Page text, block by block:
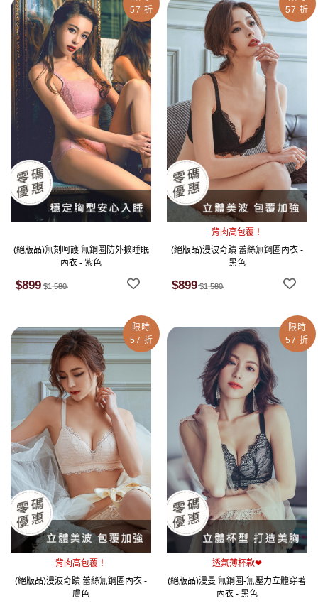
57 折
(絕版品)無刻呵護 無鋼圈防外擴睡眠
內衣 - 紫色
$899 $1,580
57 折
背肉高包覆！
(絕版品)漫波奇蹟 蕾絲無鋼圈內衣 -
黑色
$899 $1,580
限時
57 折
背肉高包覆！
(絕版品)漫波奇蹟 蕾絲無鋼圈內衣 -
膚色
限時
57 折
透氣薄杯款❤
(絕版品)漫曼 無鋼圈-無壓力立體穿著
內衣 - 黑色